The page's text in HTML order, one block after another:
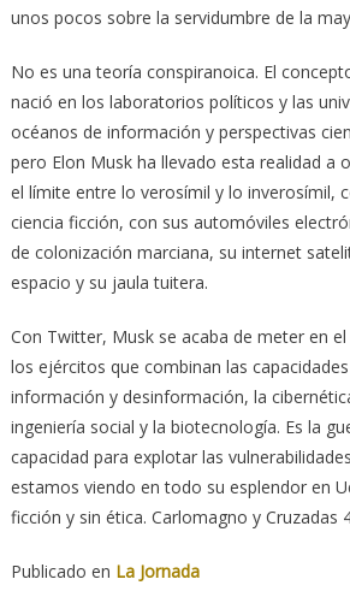
unos pocos sobre la servidumbre de la
No es una teoría conspiranoica. El
nació en los laboratorios políticos y las
océanos de información y perspectivas
pero Elon Musk ha llevado esta realidad a
el límite entre lo verosímil y lo inverosímil,
ciencia ficción, con sus automóviles
de colonización marciana, su internet
espacio y su jaula tuitera.
Con Twitter, Musk se acaba de meter en
los ejércitos que combinan las
información y desinformación, la
ingeniería social y la biotecnología. Es la
capacidad para explotar las
estamos viendo en todo su esplendor en
ficción y sin ética. Carlomagno y Cruzadas
Publicado en La Jornada